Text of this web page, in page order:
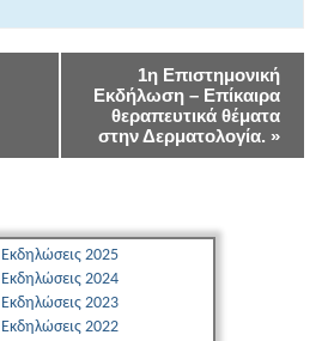
1η Επιστημονική
Εκδήλωση – Επίκαιρα
θεραπευτικά θέματα
στην Δερματολογία. »
Εκδηλώσεις 2025
Εκδηλώσεις 2024
Εκδηλώσεις 2023
Εκδηλώσεις 2022